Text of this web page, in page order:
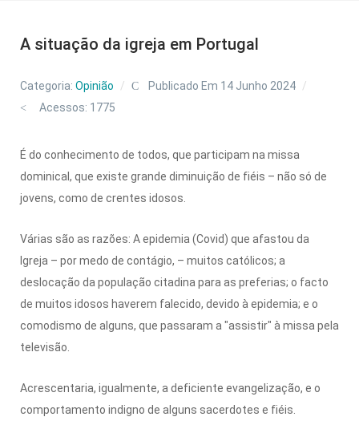
A situação da igreja em Portugal
Categoria: Opinião
Publicado Em 14 Junho 2024
Acessos: 1775
É do conhecimento de todos, que participam na missa
dominical, que existe grande diminuição de fiéis – não só de
jovens, como de crentes idosos.
Várias são as razões: A epidemia (Covid) que afastou da
Igreja – por medo de contágio, – muitos católicos; a
deslocação da população citadina para as preferias; o facto
de muitos idosos haverem falecido, devido à epidemia; e o
comodismo de alguns, que passaram a "assistir" à missa pela
televisão.
Acrescentaria, igualmente, a deficiente evangelização, e o
comportamento indigno de alguns sacerdotes e fiéis.